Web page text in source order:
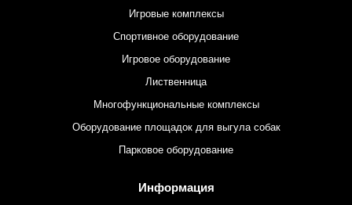
Игровые комплексы
Спортивное оборудование
Игровое оборудование
Лиственница
Многофункциональные комплексы
Оборудование площадок для выгула собак
Парковое оборудование
Информация